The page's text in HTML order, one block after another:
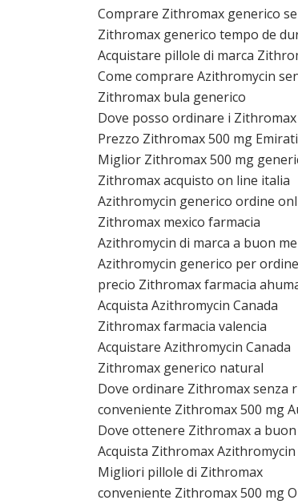
Comprare Zithromax generico
Zithromax generico tempo de
Acquistare pillole di marca
Come comprare Azithromycin
Zithromax bula generico
Dove posso ordinare i
Prezzo Zithromax 500 mg
Miglior Zithromax 500 mg
Zithromax acquisto on line italia
Azithromycin generico ordine
Zithromax mexico farmacia
Azithromycin di marca a buon
Azithromycin generico per ordine
precio Zithromax farmacia
Acquista Azithromycin Canada
Zithromax farmacia valencia
Acquistare Azithromycin Canada
Zithromax generico natural
Dove ordinare Zithromax senza
conveniente Zithromax 500 mg
Dove ottenere Zithromax a
Acquista Zithromax
Migliori pillole di Zithromax
conveniente Zithromax 500 mg